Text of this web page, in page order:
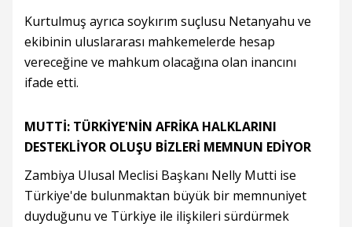
Kurtulmuş ayrıca soykırım suçlusu Netanyahu ve
ekibinin uluslararası mahkemelerde hesap
vereceğine ve mahkum olacağına olan inancını
ifade etti.
MUTTİ: TÜRKİYE'NİN AFRİKA HALKLARINI
DESTEKLİYOR OLUŞU BİZLERİ MEMNUN EDİYOR
Zambiya Ulusal Meclisi Başkanı Nelly Mutti ise
Türkiye'de bulunmaktan büyük bir memnuniyet
duyduğunu ve Türkiye ile ilişkileri sürdürmek